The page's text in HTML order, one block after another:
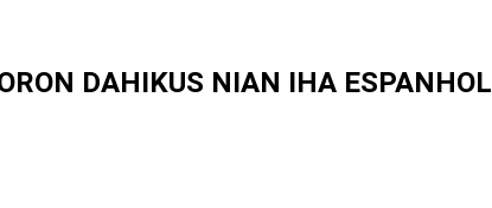
DAHIKUS NIAN IHA ESPANHOL